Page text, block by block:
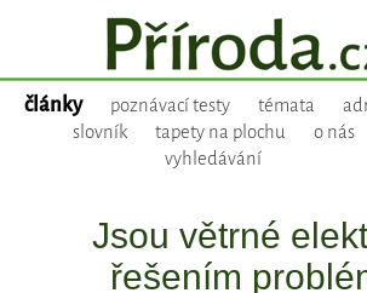
články poznávací testy témata
slovník
tapety na plochu
o nás
vyhledávání
Jsou větrné
řešením